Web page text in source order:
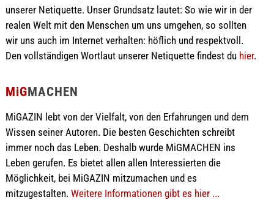
unserer Netiquette. Unser Grundsatz lautet: So wie wir in der
realen Welt mit den Menschen um uns umgehen, so sollten
wir uns auch im Internet verhalten: höflich und respektvoll.
Den vollständigen Wortlaut unserer Netiquette findest du hier.
MiGMACHEN
MiGAZIN lebt von der Vielfalt, von den Erfahrungen und dem
Wissen seiner Autoren. Die besten Geschichten schreibt
immer noch das Leben. Deshalb wurde MiGMACHEN ins
Leben gerufen. Es bietet allen allen Interessierten die
Möglichkeit, bei MiGAZIN mitzumachen und es
mitzugestalten. Weitere Informationen gibt es hier ...